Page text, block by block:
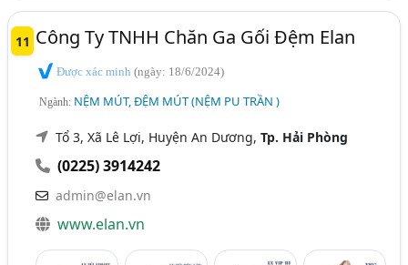
11 Công Ty TNHH Chăn Ga Gối Đệm Elan
Được xác minh(ngày: 18/6/2024)
Ngành: NỆM MÚT, ĐỆM MÚT (NỆM PU TRẦN )
Tổ 3, Xã Lê Lợi, Huyện An Dương,Tp. Hải Phòng
(0225) 3914242
admin@elan.vn
www.elan.vn